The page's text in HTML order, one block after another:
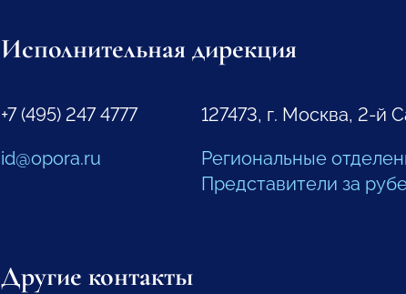
Исполнительная дирекция
+7 (495) 247 4777
id@opora.ru
127473, г. Москва, 2-й
Региональные
Представители за
Другие контакты